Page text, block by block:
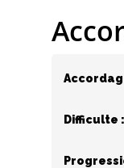
Difficulte :